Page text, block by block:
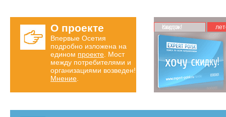
О проекте
Впервые Осетия
подробно изложена на
едином проекте . Мост
между потребителями и
организациями возведен!
Мнение
Карта скидок!